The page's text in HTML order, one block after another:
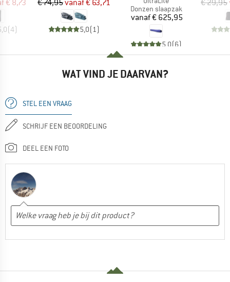
€ 8,73
(4)
€ 74,95vanaf€ 63,71
5,0(1 )
Productgroep
Donzen slaapzak
Prijs
vanaf€ 625,95
5,0(6)
€ 29,95
WAT VIND JE DAARVAN?
STEL EEN VRAAG
SCHRIJF EEN BEOORDELING
DEEL EEN FOTO